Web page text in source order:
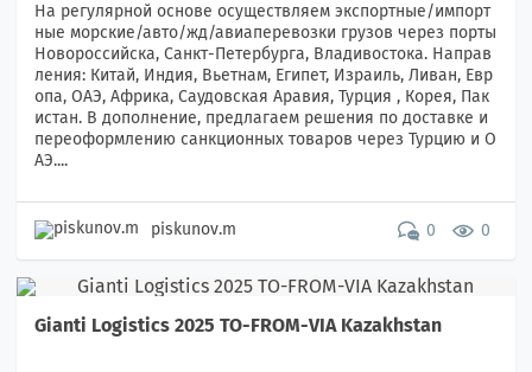
На регулярной основе осуществляем экспортные/импорт
ные морские/авто/жд/авиаперевозки грузов через порты
Новороссийска, Санкт-Петербурга, Владивостока. Направ
ления: Китай, Индия, Вьетнам, Египет, Израиль, Ливан, Евр
опа, ОАЭ, Африка, Саудовская Аравия, Турция , Корея, Пак
истан. В дополнение, предлагаем решения по доставке и
переоформлению санкционных товаров через Турцию и О
АЭ....
piskunov.m 0 0
Gianti Logistics 2025 TO-FROM-VIA Kazakhstan